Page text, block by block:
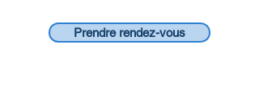
Prendre rendez-vous